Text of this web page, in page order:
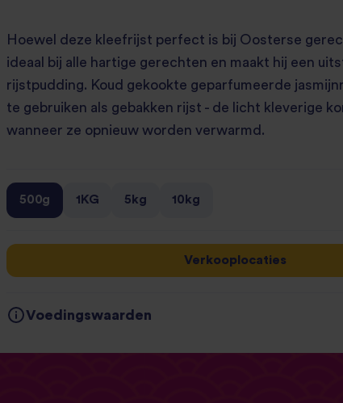
Hoewel deze kleefrijst perfect is bij Oosterse
ideaal bij alle hartige gerechten en maakt hij een
rijstpudding. Koud gekookte geparfumeerde
te gebruiken als gebakken rijst - de licht kleverige
wanneer ze opnieuw worden verwarmd.
500g 1KG 5kg 10kg
Verkooplocaties
Voedingswaarden
Gemiddelde waarden Per 100g Per 125g